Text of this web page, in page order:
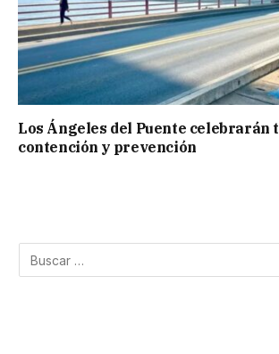
Los Ángeles del Puente celebrarán
contención y prevención